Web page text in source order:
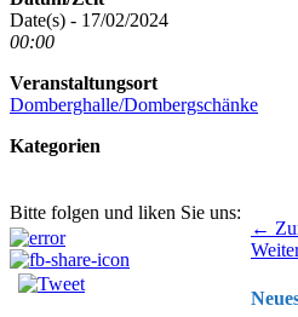
Date(s) - 17/02/2024
00:00
Veranstaltungsort
Domberghalle/Dombergschänke
Kategorien
Bitte folgen und liken Sie uns:
Beitragsnavigation ←